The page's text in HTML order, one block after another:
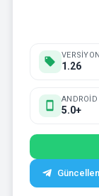
VERSIYON
1.26
ANDROID
5.0+